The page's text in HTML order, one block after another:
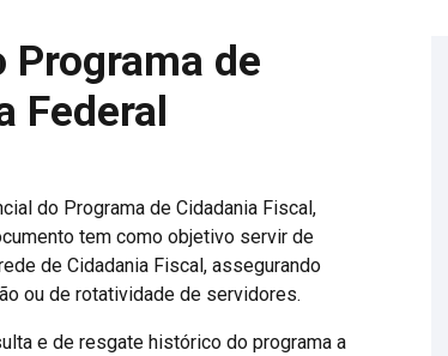
Programa de
Federal
do Programa de Cidadania Fiscal,
tem como objetivo servir de
de Cidadania Fiscal, assegurando
ou de rotatividade de servidores.
e de resgate histórico do programa a